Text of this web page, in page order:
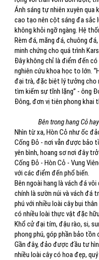
Ánh sáng tự nhiên xuyên
cao tạo nên cột sáng đa sắc
không khỏi ngỡ ngàng. Hệ
Rèm đá, măng đá, chuông
minh chứng cho quá trình
Đây không chỉ là điểm đến
nghiên cứu khoa học to lớn.
đại trà, đặc biệt lý tưởng cho
tìm kiếm sự tĩnh lặng” - ông
Đông, đơn vị tiên phong khai
Bên trong hang Cỏ
Nhìn từ xa, Hòn Cỏ như ốc
Cống Đỏ - nơi vẫn được bảo
yên bình, hoang sơ nơi đây
Cống Đỏ - Hòn Cỏ - Vung
với các điểm đến phổ biến.
Bên ngoài hang là vách đá
chính là sườn núi và vách đá
phú với nhiều loài cây bụi
có nhiều loài thực vật đặc
Khổ cử đại tím, đậu rào, si,
phong phú, góp phần bảo tồn
Gần đây, đảo được đầu tư
nhiều loài cây có hoa đẹp,